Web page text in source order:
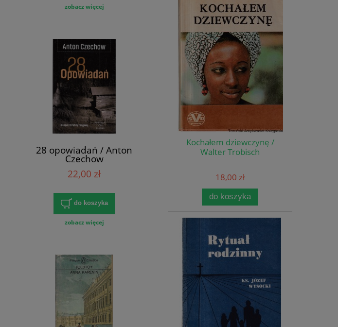
zobacz więcej
28 opowiadań / Anton
Czechow
22,00 zł
do koszyka
zobacz więcej
Kochałem dziewczynę /
Walter Trobisch
18,00 zł
do koszyka